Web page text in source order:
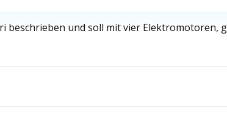
beschrieben und soll mit vier